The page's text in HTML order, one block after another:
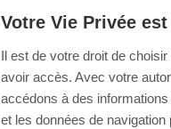
Votre Vie Privée
Il est de votre droit de
avoir accès. Avec votre
accédons à des
et les données de